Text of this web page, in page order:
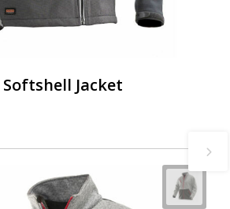
Softshell Jacket